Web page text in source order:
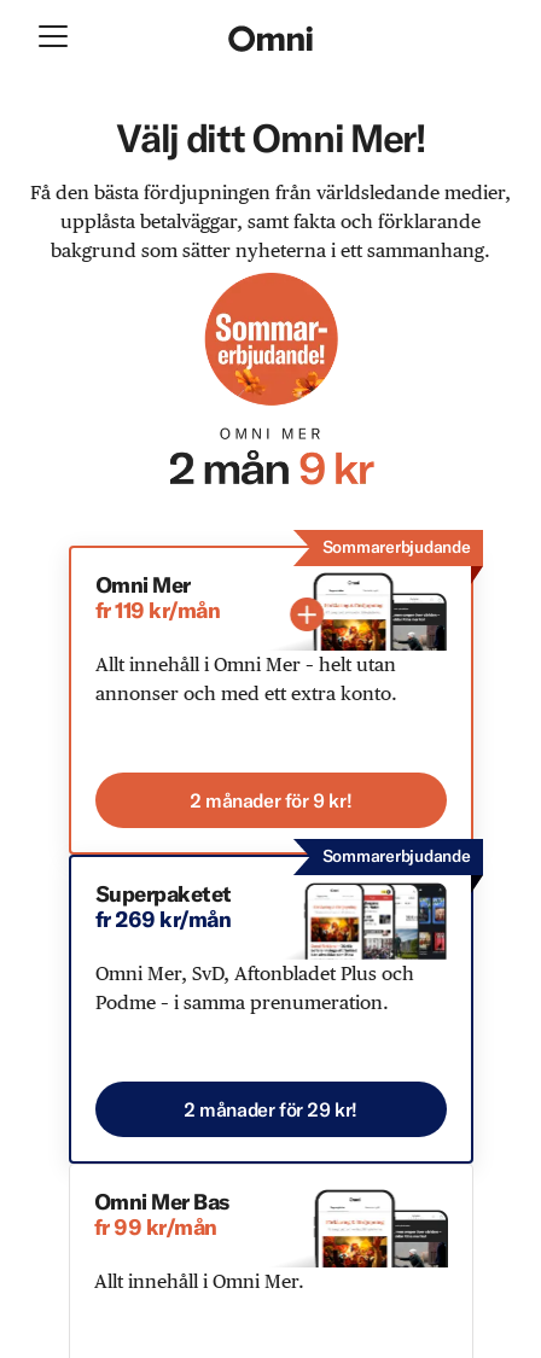
Välj ditt Omni Mer!
Få den bästa fördjupningen från världsledande medier,
upplåsta betalväggar, samt fakta och förklarande
bakgrund som sätter nyheterna i ett sammanhang.
Sommarerbjudande
Omni Mer
fr 119 kr/mån
Allt innehåll i Omni Mer – helt utan
annonser och med ett extra konto.
2 månader för 9 kr!
Sommarerbjudande
Superpaketet
fr 269 kr/mån
Omni Mer, SvD, Aftonbladet Plus och
Podme – i samma prenumeration.
2 månader för 29 kr!
Omni Mer Bas
fr 99 kr/mån
Allt innehåll i Omni Mer.